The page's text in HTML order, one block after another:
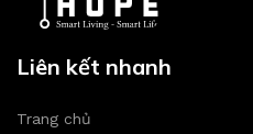
Liên kết nhanh
Trang chủ